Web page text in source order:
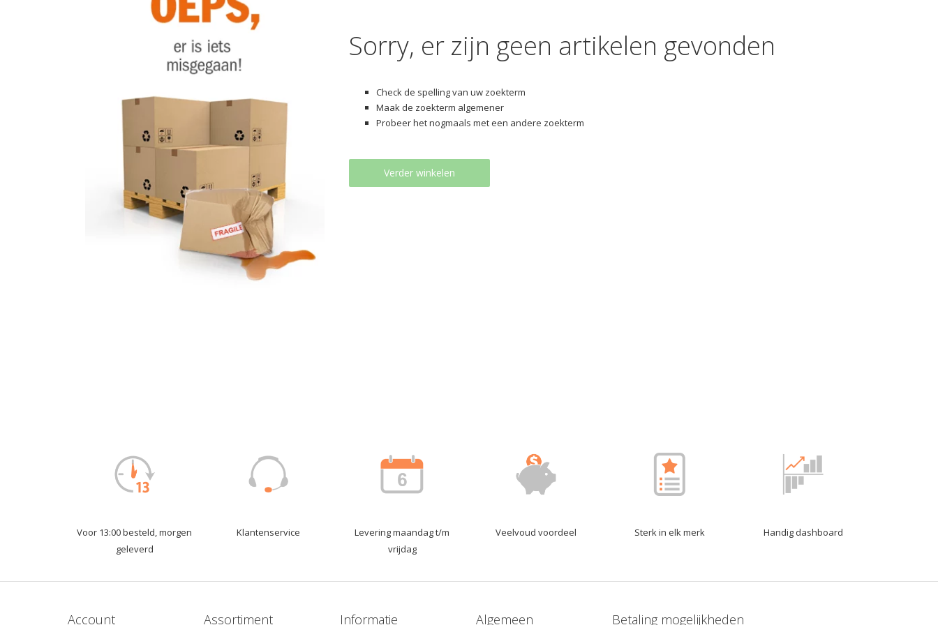
Sorry, er zijn geen artikelen gevonden
Check de spelling van uw zoekterm
Maak de zoekterm algemener
Probeer het nogmaals met een andere zoekterm
Verder winkelen
Voor 13:00 besteld, morgen
geleverd
Klantenservice
Levering maandag t/m
vrijdag
Veelvoud voordeel Sterk in elk merk Handig dashboard
Account Assortiment Informatie Algemeen Betaling mogelijkheden